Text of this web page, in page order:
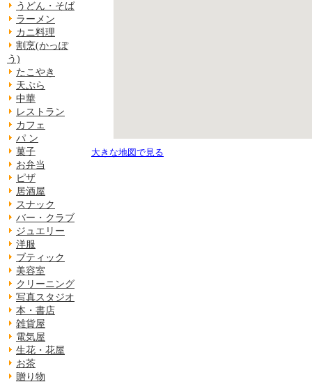
うどん・そば
ラーメン
カニ料理
割烹(かっぽ
う)
たこやき
天ぷら
中華
レストラン
カフェ
パ ン
菓子
お弁当
ピザ
居酒屋
スナック
バー・クラブ
ジュエリー
洋服
ブティック
美容室
クリーニング
写真スタジオ
本・書店
雑貨屋
電気屋
生花・花屋
お茶
贈り物
大きな地図で見る